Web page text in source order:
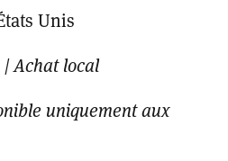
Unis
Achat local
uniquement aux